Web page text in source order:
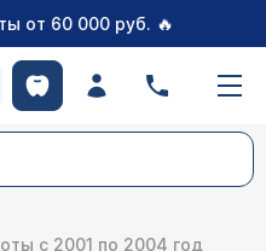
от 60 000 руб. 🔥
с 2001 по 2004 год